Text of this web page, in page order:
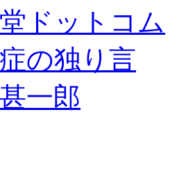
ドットコム
の独り言
一郎